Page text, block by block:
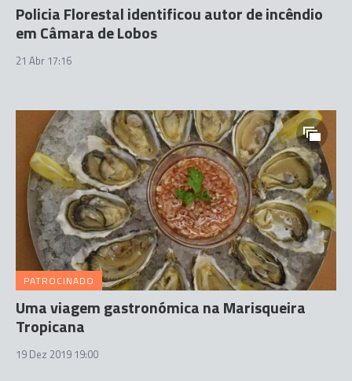
Policia Florestal identificou autor de incêndio
em Câmara de Lobos
21 Abr 17:16
PATROCINADO
Uma viagem gastronómica na Marisqueira
Tropicana
19 Dez 2019 19:00